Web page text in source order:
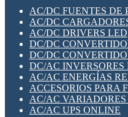
SWITCH Y
TARJETAS PI
UNIÓN Y
PLACAS
SWITCHES Y REDES
SOLUCIONES IOT
SOLUCIONES
SOLUCIONES RED
SEGURIDAD PARA
SWITCHES LAN
TELEFONÍA IP (VOIP)
VIGILANCIA IP
MESHTASTIC
AC/DC FUENTES DE
AC/DC
AC/DC DRIVERS LED
DC/DC
DC/DC
DC/AC INVERSORES
AC/AC ENERGÍAS
ACCESORIOS PARA
AC/AC
AC/AC UPS ONLINE